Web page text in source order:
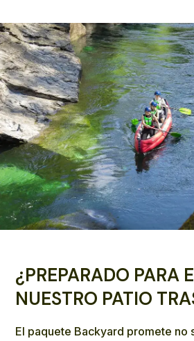
¿PREPARADO PARA
NUESTRO PATIO
El paquete Backyard promete no